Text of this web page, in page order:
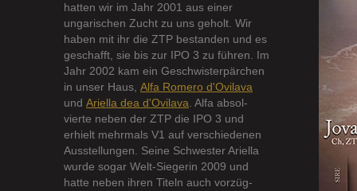
hatten wir im Jahr 2001 aus einer
ungarischen Zucht zu uns geholt. Wir
haben mit ihr die ZTP bestanden und es
geschafft, sie bis zur IPO 3 zu führen. Im
Jahr 2002 kam ein Geschwisterpärchen
in unser Haus, Alfa Romero d'Ovilava
und Ariella dea d'Ovilava . Alfa absol-
vierte neben der ZTP die IPO 3 und
erhielt mehrmals V1 auf verschiedenen
Ausstellungen. Seine Schwester Ariella
wurde sogar Welt-Siegerin 2009 und
hatte neben ihren Titeln auch vorzüg-